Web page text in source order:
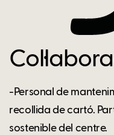
-Personal de
recollida de cartó.
sostenible del centre.